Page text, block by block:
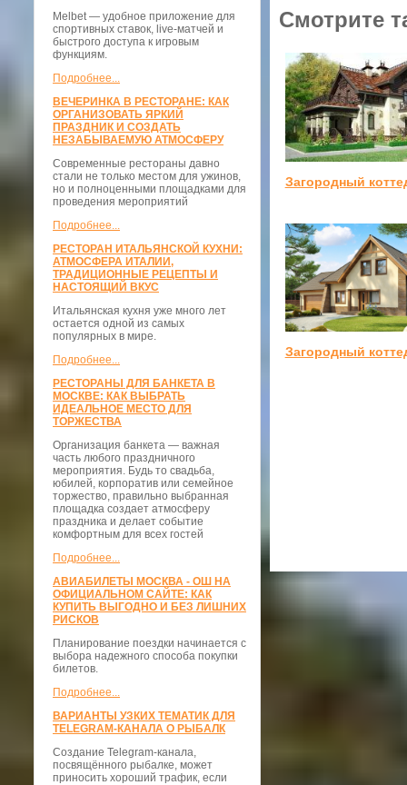
Melbet — удобное приложение для
спортивных ставок, live-матчей и
быстрого доступа к игровым
функциям.
Подробнее...
ВЕЧЕРИНКА В РЕСТОРАНЕ: КАК
ОРГАНИЗОВАТЬ ЯРКИЙ
ПРАЗДНИК И СОЗДАТЬ
НЕЗАБЫВАЕМУЮ АТМОСФЕРУ
Современные рестораны давно
стали не только местом для ужинов,
но и полноценными площадками для
проведения мероприятий
Подробнее...
РЕСТОРАН ИТАЛЬЯНСКОЙ КУХНИ:
АТМОСФЕРА ИТАЛИИ,
ТРАДИЦИОННЫЕ РЕЦЕПТЫ И
НАСТОЯЩИЙ ВКУС
Итальянская кухня уже много лет
остается одной из самых
популярных в мире.
Подробнее...
РЕСТОРАНЫ ДЛЯ БАНКЕТА В
МОСКВЕ: КАК ВЫБРАТЬ
ИДЕАЛЬНОЕ МЕСТО ДЛЯ
ТОРЖЕСТВА
Организация банкета — важная
часть любого праздничного
мероприятия. Будь то свадьба,
юбилей, корпоратив или семейное
торжество, правильно выбранная
площадка создает атмосферу
праздника и делает событие
комфортным для всех гостей
Подробнее...
АВИАБИЛЕТЫ МОСКВА - ОШ НА
ОФИЦИАЛЬНОМ САЙТЕ: КАК
КУПИТЬ ВЫГОДНО И БЕЗ ЛИШНИХ
РИСКОВ
Планирование поездки начинается с
выбора надежного способа покупки
билетов.
Подробнее...
ВАРИАНТЫ УЗКИХ ТЕМАТИК ДЛЯ
TELEGRAM-КАНАЛА О РЫБАЛК
Создание Telegram-канала,
посвящённого рыбалке, может
приносить хороший трафик, если
Смотрите
Загородный
Загородный